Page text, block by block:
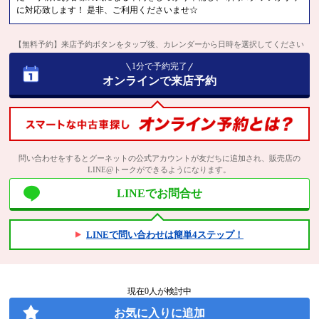
に対応致します！ 是非、ご利用くださいませ☆
【無料予約】来店予約ボタンをタップ後、カレンダーから日時を選択してください
1分で予約完了
オンラインで来店予約
問い合わせをするとグーネットの公式アカウントが友だちに追加され、販売店の
LINE@トークができるようになります。
LINEでお問合せ
LINEで問い合わせは簡単4ステップ！
現在0人が検討中
お気に入りに追加